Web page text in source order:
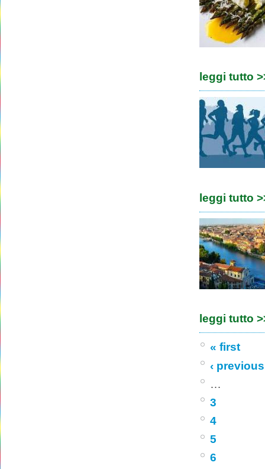
leggi tutto
leggi tutto
leggi tutto
« first
‹ previous
…
3
4
5
6